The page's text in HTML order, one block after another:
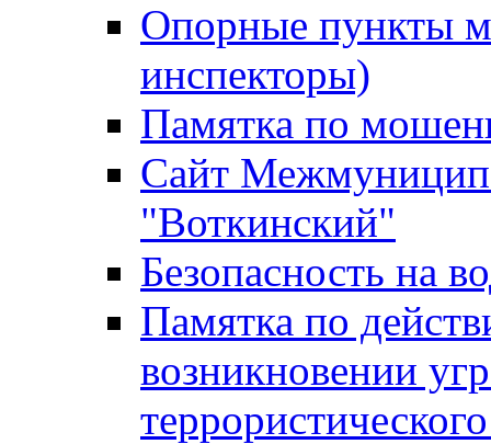
Опорные пункты
инспекторы)
Памятка по
Сайт
"Воткинский"
Безопасность на
Памятка по
возникновении